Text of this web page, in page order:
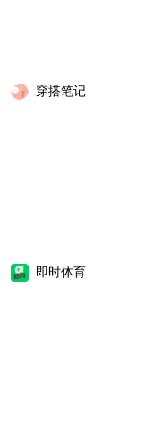
穿搭笔记
即时体育